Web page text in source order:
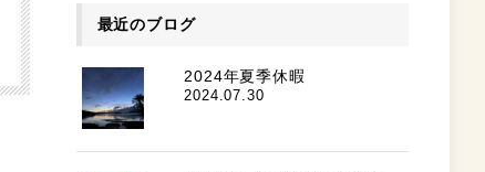
最近のブログ
2024年夏季休暇
2024.07.30